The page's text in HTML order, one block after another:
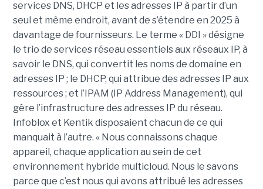
services DNS, DHCP et les adresses IP à partir d’un
seul et même endroit, avant de s’étendre en 2025 à
davantage de fournisseurs. Le terme « DDI » désigne
le trio de services réseau essentiels aux réseaux IP, à
savoir le DNS, qui convertit les noms de domaine en
adresses IP ; le DHCP, qui attribue des adresses IP aux
ressources ; et l’IPAM (IP Address Management), qui
gère l’infrastructure des adresses IP du réseau.
Infoblox et Kentik disposaient chacun de ce qui
manquait à l’autre. « Nous connaissons chaque
appareil, chaque application au sein de cet
environnement hybride multicloud. Nous le savons
parce que c’est nous qui avons attribué les adresses